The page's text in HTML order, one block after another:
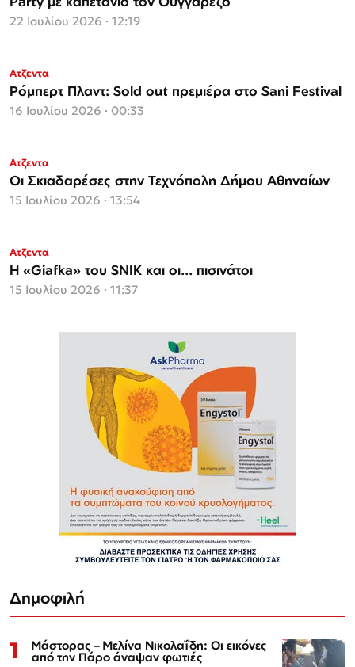
22 Ιουλίου 2026 · 12:19
Ατζεντα
Ρόμπερτ Πλαντ: Sold out πρεμιέρα στο Sani Festival
16 Ιουλίου 2026 · 00:33
Ατζεντα
Οι Σκιαδαρέσες στην Τεχνόπολη Δήμου Αθηναίων
15 Ιουλίου 2026 · 13:54
Ατζεντα
Η «Giafka» του SNIK και οι... πισινάτοι
15 Ιουλίου 2026 · 11:37
Δημοφιλή
1 Μάστορας – Μελίνα Νικολαΐδη: Οι εικόνες
από την Πάρο άναψαν φωτιές